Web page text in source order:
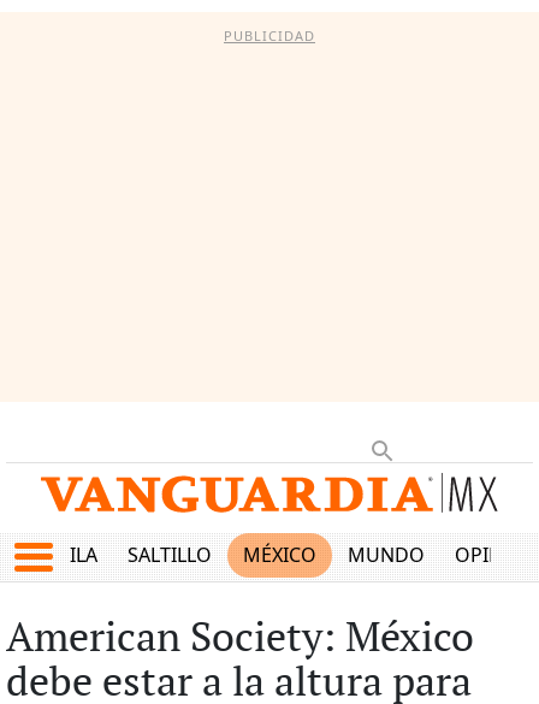
PUBLICIDAD
COAHUILA SALTILLO MÉXICO MUNDO OPINIÓN
American Society: México
debe estar a la altura para